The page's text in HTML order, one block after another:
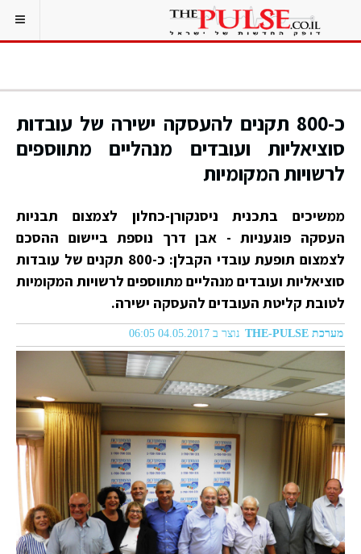
כ-800 תקנים להעסקה ישירה של עובדות
סוציאליות ועובדים מנהליים מתווספים
לרשויות המקומיות
ממשיכים בתכנית ניסנקורן-כחלון לצמצום תבניות
העסקה פוגעניות - אבן דרך נוספת ביישום ההסכם
לצמצום תופעת עובדי הקבלן: כ-800 תקנים של עובדות
סוציאליות ועובדים מנהליים מתווספים לרשויות המקומיות
לטובת קליטת העובדים להעסקה ישירה.
מערכת THE-PULSE נוצר ב 04.05.2017 06:05